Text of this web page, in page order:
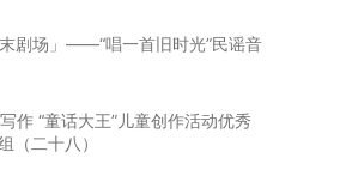
剧场」——“唱一首旧时光”民谣音
作 “童话大王”儿童创作活动优秀
（二十八）